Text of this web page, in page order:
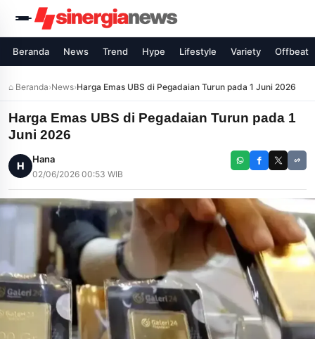
Beranda News Trend Hype Lifestyle Variety Offbeat
⌂ Beranda›News›Harga Emas UBS di Pegadaian Turun pada 1 Juni 2026
Harga Emas UBS di Pegadaian Turun pada 1
Juni 2026
H
Hana
02/06/2026 00:53 WIB